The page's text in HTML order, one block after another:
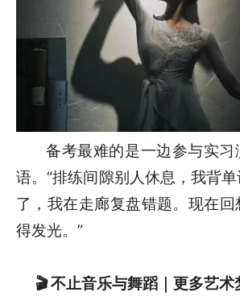
备考最难的是一边参与实
语。“排练间隙别人休息，我背
了，我在走廊复盘错题。现在
得发光。”
🎬 不止音乐与舞蹈｜更多艺